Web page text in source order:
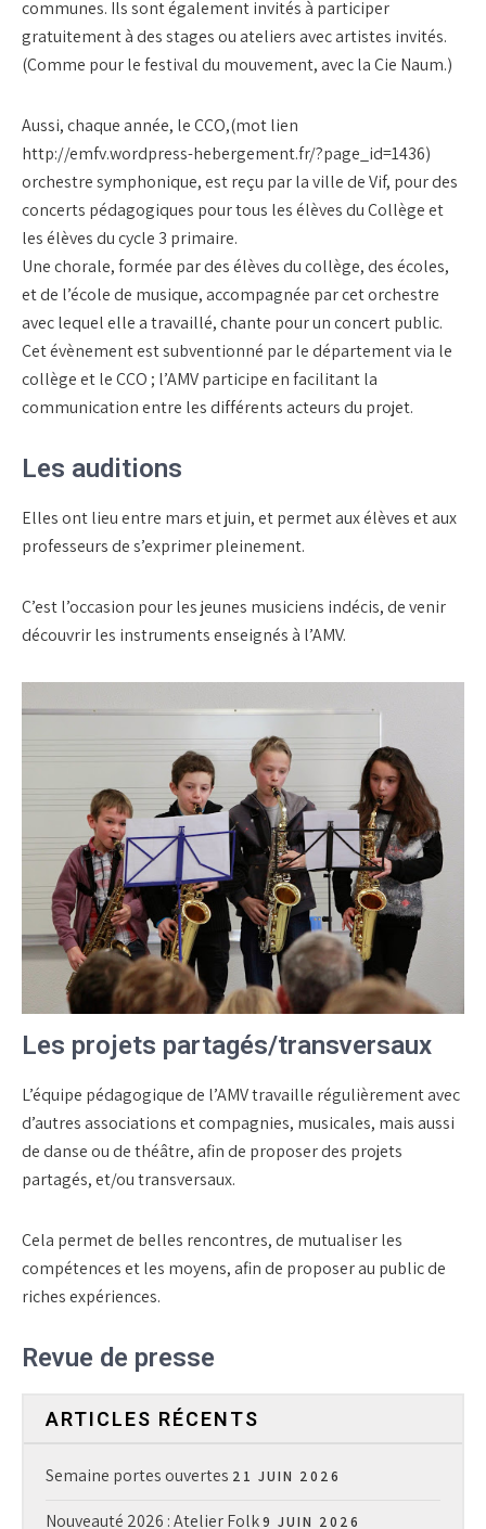
communes. Ils sont également invités à participer
gratuitement à des stages ou ateliers avec artistes invités.
(Comme pour le festival du mouvement, avec la Cie Naum.)
Aussi, chaque année, le CCO,(mot lien
http://emfv.wordpress-hebergement.fr/?page_id=1436)
orchestre symphonique, est reçu par la ville de Vif, pour des
concerts pédagogiques pour tous les élèves du Collège et
les élèves du cycle 3 primaire.
Une chorale, formée par des élèves du collège, des écoles,
et de l’école de musique, accompagnée par cet orchestre
avec lequel elle a travaillé, chante pour un concert public.
Cet évènement est subventionné par le département via le
collège et le CCO ; l’AMV participe en facilitant la
communication entre les différents acteurs du projet.
Les auditions
Elles ont lieu entre mars et juin, et permet aux élèves et aux
professeurs de s’exprimer pleinement.
C’est l’occasion pour les jeunes musiciens indécis, de venir
découvrir les instruments enseignés à l’AMV.
Les projets partagés/transversaux
L’équipe pédagogique de l’AMV travaille régulièrement avec
d’autres associations et compagnies, musicales, mais aussi
de danse ou de théâtre, afin de proposer des projets
partagés, et/ou transversaux.
Cela permet de belles rencontres, de mutualiser les
compétences et les moyens, afin de proposer au public de
riches expériences.
Revue de presse
ARTICLES RÉCENTS
Semaine portes ouvertes 21 JUIN 2026
Nouveauté 2026 : Atelier Folk9 JUIN 2026